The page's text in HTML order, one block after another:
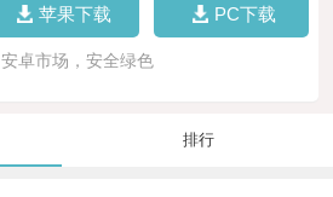
苹果下载 PC下载
安卓市场，安全绿色
排行